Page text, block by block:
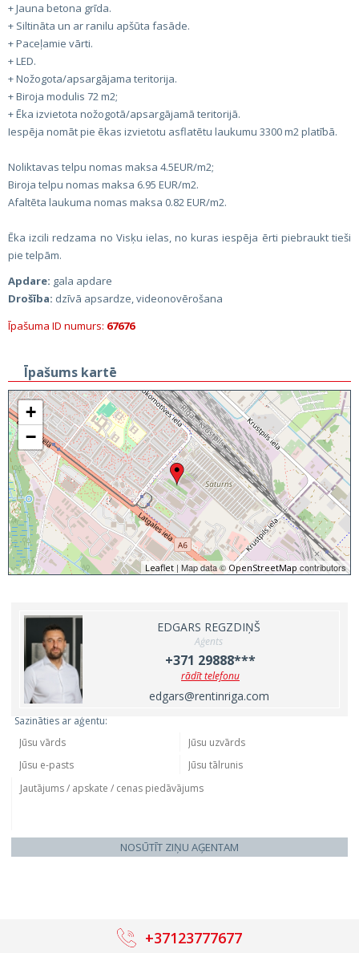
+ Jauna betona grīda.
+ Siltināta un ar ranilu apšūta fasāde.
+ Paceļamie vārti.
+ LED.
+ Nožogota/apsargājama teritorija.
+ Biroja modulis 72 m2;
+ Ēka izvietota nožogotā/apsargājamā teritorijā.
Iespēja nomāt pie ēkas izvietotu asflatētu laukumu 3300 m2 platībā.
Noliktavas telpu nomas maksa 4.5EUR/m2;
Biroja telpu nomas maksa 6.95 EUR/m2.
Afaltēta laukuma nomas maksa 0.82 EUR/m2.
Ēka izcili redzama no Visķu ielas, no kuras iespēja ērti piebraukt tieši
pie telpām.
Apdare: gala apdare
Drošība: dzīvā apsardze, videonovērošana
Īpašuma ID numurs: 67676
Īpašums kartē
+
−
Leaflet | Map data © OpenStreetMap contributors
EDGARS REGZDIŅŠ
Aģents
+371 29888***
rādīt telefonu
edgars@rentinriga.com
Sazināties ar aģentu:
NOSŪTĪT ZIŅU AĢENTAM
+37123777677